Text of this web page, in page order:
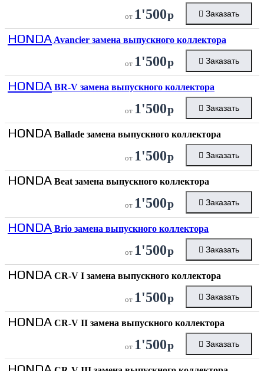
от 1'500р Заказать
HONDA Avancier замена выпускного коллектора
от 1'500р Заказать
HONDA BR-V замена выпускного коллектора
от 1'500р Заказать
HONDA Ballade замена выпускного коллектора
от 1'500р Заказать
HONDA Beat замена выпускного коллектора
от 1'500р Заказать
HONDA Brio замена выпускного коллектора
от 1'500р Заказать
HONDA CR-V I замена выпускного коллектора
от 1'500р Заказать
HONDA CR-V II замена выпускного коллектора
от 1'500р Заказать